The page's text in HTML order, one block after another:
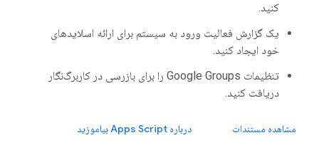
کنید.
یک گزارش فعالیت ورود به سیستم برای ارائه اسلایدهای
خود ایجاد کنید.
تنظیمات Google Groups را برای بازرسی در کاربرگ‌نگار
دریافت کنید.
مشاهده مستندات درباره Apps Script بیاموزید